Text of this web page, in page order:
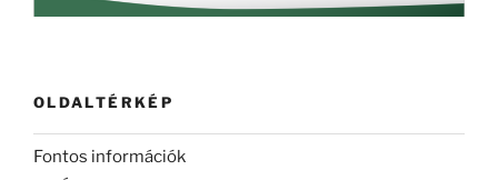
OLDALTÉRKÉP
Fontos információk